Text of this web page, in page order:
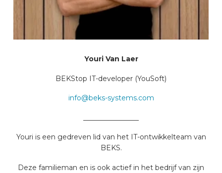
Youri Van Laer
BEKStop IT-developer (YouSoft)
info@beks-systems.com
Youri is een gedreven lid van het IT-ontwikkelteam van
BEKS.
Deze familieman en is ook actief in het bedrijf van zijn